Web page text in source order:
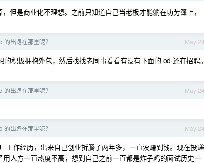
但是商业化不理想。之前只知道自己当老板才能躺在功劳簿上，
May 24
的出路在那里呢？
积极拥抱外包，然后找找老同事看看有没有下面的 od 还在招聘。
May 24
的出路在那里呢？
May 24
的出路在那里呢？
工作经历，出来自己创业折腾了两年多，一直没赚到钱。现在投递
人方一直热度不高，想到自己之前一直都是炸子鸡的面试历史一